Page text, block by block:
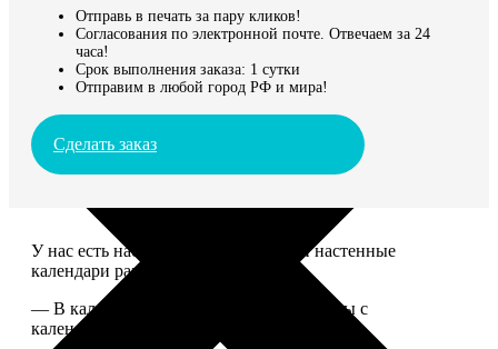
Отправь в печать за пару кликов!
Согласования по электронной почте. Отвечаем за 24
часа!
Срок выполнения заказа: 1 сутки
Отправим в любой город РФ и мира!
Сделать заказ
У нас есть настольные, магнитные и настенные
календари разных размеров.
— В календаре 13 листов: обложка+листы с
календарной сеткой.